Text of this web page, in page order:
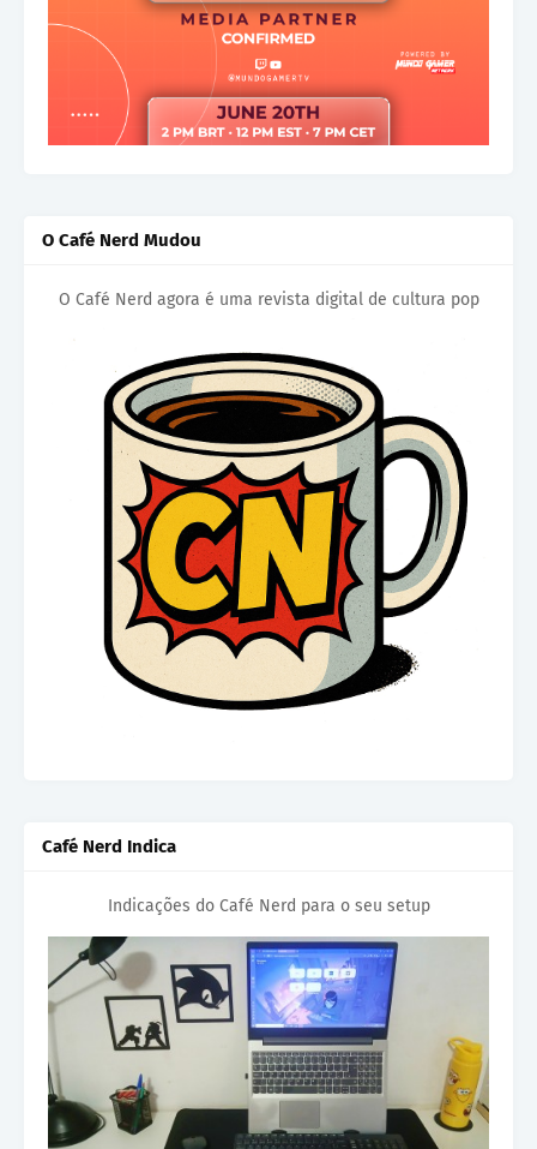
O Café Nerd Mudou
O Café Nerd agora é uma revista digital de cultura pop
Café Nerd Indica
Indicações do Café Nerd para o seu setup